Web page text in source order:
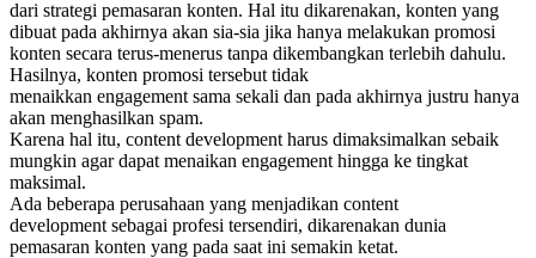
dari strategi pemasaran konten. Hal itu dikarenakan, konten yang
dibuat pada akhirnya akan sia-sia jika hanya melakukan promosi
konten secara terus-menerus tanpa dikembangkan terlebih dahulu.
Hasilnya, konten promosi tersebut tidak
menaikkan engagement sama sekali dan pada akhirnya justru hanya
akan menghasilkan spam.
Karena hal itu, content development harus dimaksimalkan sebaik
mungkin agar dapat menaikan engagement hingga ke tingkat
maksimal.
Ada beberapa perusahaan yang menjadikan content
development sebagai profesi tersendiri, dikarenakan dunia
pemasaran konten yang pada saat ini semakin ketat.